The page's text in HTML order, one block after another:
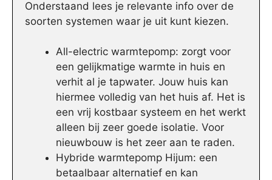
Onderstaand lees je relevante info over de
soorten systemen waar je uit kunt kiezen.
All-electric warmtepomp: zorgt voor
een gelijkmatige warmte in huis en
verhit al je tapwater. Jouw huis kan
hiermee volledig van het huis af. Het is
een vrij kostbaar systeem en het werkt
alleen bij zeer goede isolatie. Voor
nieuwbouw is het zeer aan te raden.
Hybride warmtepomp Hijum: een
betaalbaar alternatief en kan